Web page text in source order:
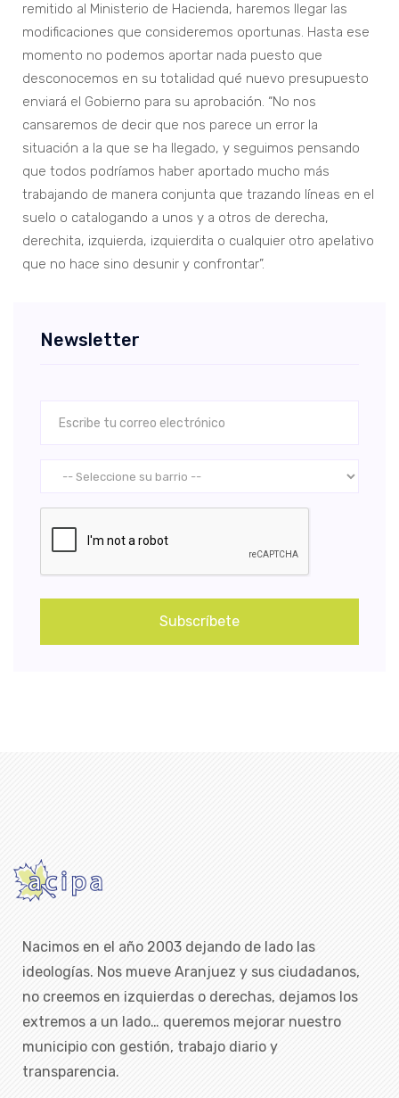
remitido al Ministerio de Hacienda, haremos llegar las
modificaciones que consideremos oportunas. Hasta ese
momento no podemos aportar nada puesto que
desconocemos en su totalidad qué nuevo presupuesto
enviará el Gobierno para su aprobación. “No nos
cansaremos de decir que nos parece un error la
situación a la que se ha llegado, y seguimos pensando
que todos podríamos haber aportado mucho más
trabajando de manera conjunta que trazando líneas en el
suelo o catalogando a unos y a otros de derecha,
derechita, izquierda, izquierdita o cualquier otro apelativo
que no hace sino desunir y confrontar”.
Newsletter
Subscríbete
Nacimos en el año 2003 dejando de lado las
ideologías. Nos mueve Aranjuez y sus ciudadanos,
no creemos en izquierdas o derechas, dejamos los
extremos a un lado… queremos mejorar nuestro
municipio con gestión, trabajo diario y
transparencia.